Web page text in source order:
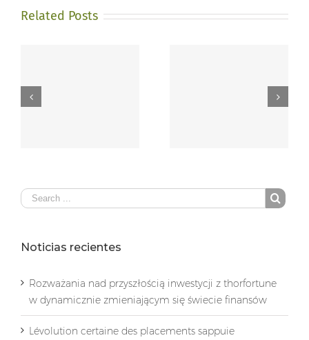
Related Posts
Előnyös módszerek a
befektetésekhez,
Noticias recientes
Rozważania nad przyszłością inwestycji z thorfortune
w dynamicznie zmieniającym się świecie finansów
Lévolution certaine des placements sappuie